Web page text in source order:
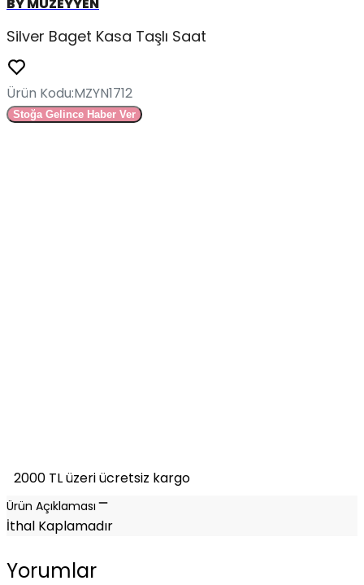
BY MÜZEYYEN
Silver Baget Kasa Taşlı Saat
Ürün Kodu:MZYN1712
Stoğa Gelince Haber Ver
2000 TL üzeri ücretsiz kargo
Ürün Açıklaması
İthal Kaplamadır
Yorumlar